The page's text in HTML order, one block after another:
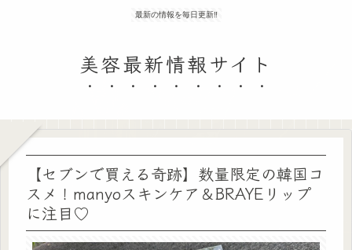
最新の情報を毎日更新‼
美容最新情報サイト
【セブンで買える奇跡】数量限定の韓国コ
スメ！manyoスキンケア＆BRAYEリップ
に注目♡